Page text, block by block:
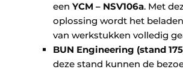
een YCM – NSV106a. Met
oplossing wordt het
van werkstukken volledig
BUN Engineering (stand
deze stand kunnen de